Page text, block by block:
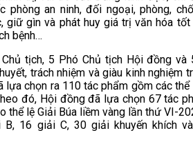
phòng an ninh, đối ngoại, phòng,
giữ gìn và phát huy giá trị văn hóa
bệnh…
tịch, 5 Phó Chủ tịch Hội đồng và
trách nhiệm và giàu kinh nghiệm
lựa chọn ra 110 tác phẩm gồm các
đó, Hội đồng đã lựa chọn 67 tác
thể lệ Giải Búa liềm vàng lần thứ VI-
16 giải C, 30 giải khuyến khích